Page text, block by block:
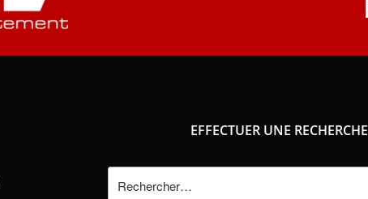
EFFECTUER UNE RECHERCHE